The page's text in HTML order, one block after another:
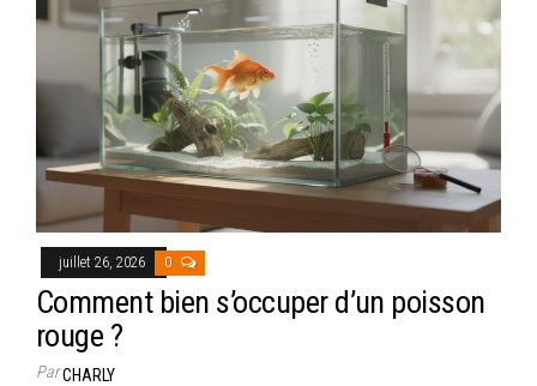
juillet 26, 2026 0
Comment bien s’occuper d’un poisson
rouge ?
ParCHARLY